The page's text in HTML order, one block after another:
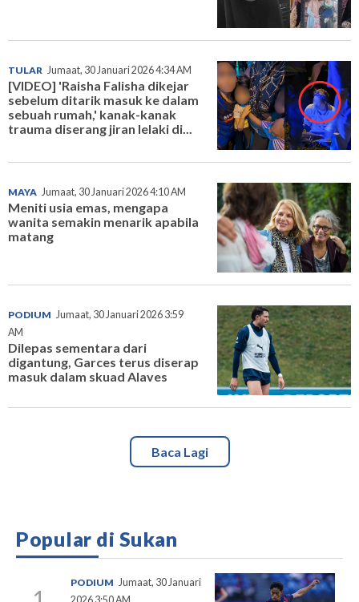
TULAR Jumaat, 30 Januari 2026 4:34 AM
[VIDEO] 'Raisha Falisha dikejar
sebelum ditarik masuk ke dalam
sebuah rumah,' kanak-kanak
trauma diserang jiran lelaki di...
MAYA Jumaat, 30 Januari 2026 4:10 AM
Meniti usia emas, mengapa
wanita semakin menarik apabila
matang
PODIUM Jumaat, 30 Januari 2026 3:59
AM
Dilepas sementara dari
digantung, Garces terus diserap
masuk dalam skuad Alaves
Baca Lagi
Popular di Sukan
PODIUM Jumaat, 30 Januari